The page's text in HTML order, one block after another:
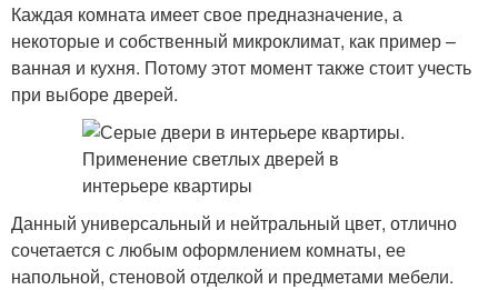
Каждая комната имеет свое предназначение, а
некоторые и собственный микроклимат, как пример –
ванная и кухня. Потому этот момент также стоит учесть
при выборе дверей.
Данный универсальный и нейтральный цвет, отлично
сочетается с любым оформлением комнаты, ее
напольной, стеновой отделкой и предметами мебели.